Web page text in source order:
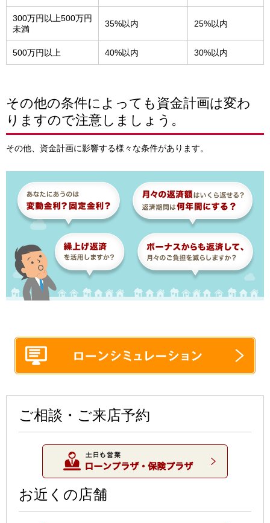
300万円以上500万円
未満
35%以内 25%以内
500万円以上 40%以内 30%以内
その他の条件によっても資金計画は変わ
りますので注意しましょう。
その他、資金計画に影響する様々な条件があります。
ご相談・ご来店予約
お近くの店舗